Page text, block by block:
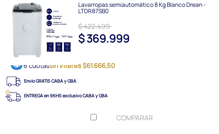
Lavarropas semiautomático 8 Kg Blanco Drean -
LTDR87SB0
$ 422.499
$ 369.999
6 cuotassin interés $61.666,50
Envío GRATIS CABA y GBA
ENTREGA en 96HS exclusivo CABA y GBA
COMPARAR